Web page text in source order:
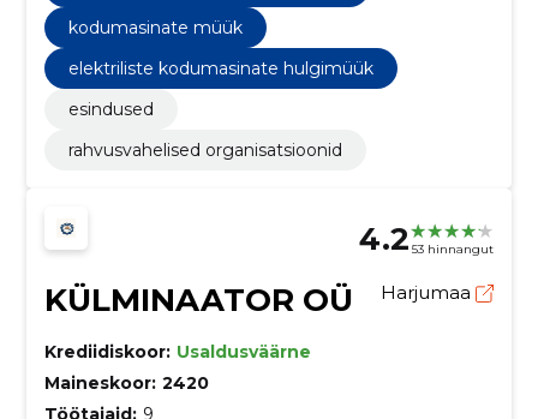
kodumasinate müük
elektriliste kodumasinate hulgimüük
esindused
rahvusvahelised organisatsioonid
4.2 53 hinnangut
KÜLMINAATOR OÜ Harjumaa
Krediidiskoor: Usaldusväärne
Maineskoor: 2420
Töötajaid: 9